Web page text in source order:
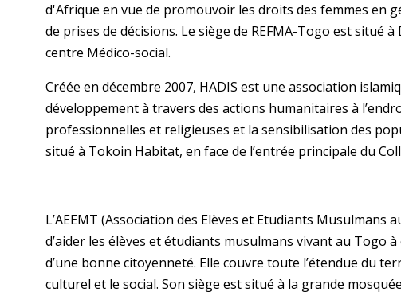
d'Afrique en vue de promouvoir les droits des femmes en
de prises de décisions. Le siège de REFMA-Togo est situé
centre Médico-social.
Créée en décembre 2007, HADIS est une association
développement à travers des actions humanitaires à
professionnelles et religieuses et la sensibilisation des
situé à Tokoin Habitat, en face de l’entrée principale du
L’AEEMT (Association des Elèves et Etudiants Musulmans
d’aider les élèves et étudiants musulmans vivant au
d’une bonne citoyenneté. Elle couvre toute l’étendue du
culturel et le social. Son siège est situé à la grande